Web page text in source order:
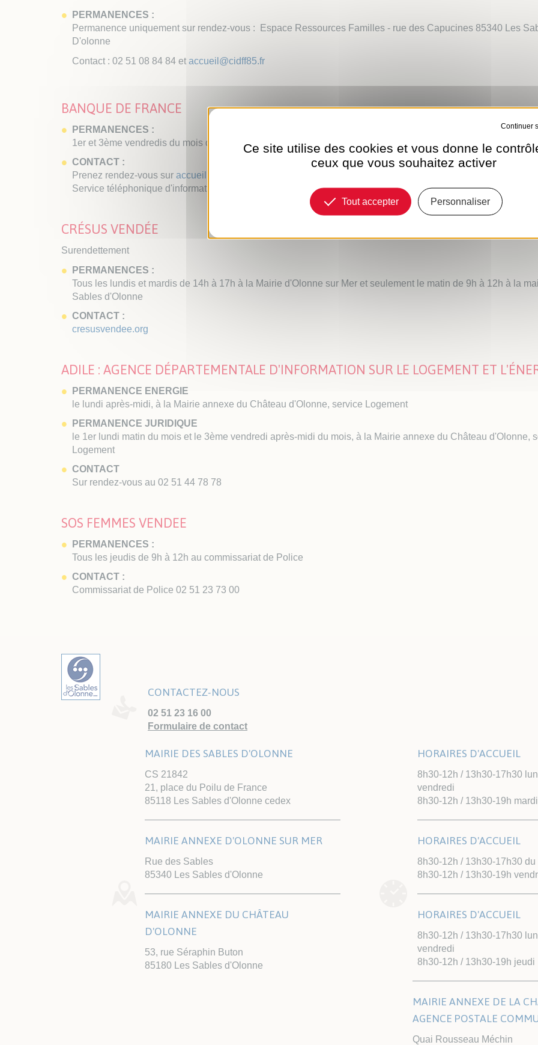
PERMANENCES :
Permanence uniquement sur rendez-vous : Espace Ressources Familles - rue des Capucines 85340 Les
D'olonne
Contact : 02 51 08 84 84 et accueil@cidff85.fr
BANQUE DE FRANCE
PERMANENCES :
1er et 3ème vendredis du mois de 9h à 12h à la Mairie des Sables d'Olonne
CONTACT :
Prenez rendez-vous sur accueil@banque-france.fr
Service téléphonique d'informations au 3414
CRÉSUS VENDÉE
Surendettement
PERMANENCES :
Tous les lundis et mardis de 14h à 17h à la Mairie d'Olonne sur Mer et seulement le matin de 9h à 12h à la
Sables d'Olonne
CONTACT :
cresusvendee.org
ADILE : AGENCE DÉPARTEMENTALE D'INFORMATION SUR LE LOGEMENT ET
PERMANENCE ENERGIE
le lundi après-midi, à la Mairie annexe du Château d'Olonne, service Logement
PERMANENCE JURIDIQUE
le 1er lundi matin du mois et le 3ème vendredi après-midi du mois, à la Mairie annexe du Château d'Olonne,
Logement
CONTACT
Sur rendez-vous au 02 51 44 78 78
SOS FEMMES VENDEE
PERMANENCES :
Tous les jeudis de 9h à 12h au commissariat de Police
CONTACT :
Commissariat de Police 02 51 23 73 00
L'HEURE
VOTRE...
Municipalité
vous informer avec
CONTACTEZ-NOUS
02 51 23 16 00
Formulaire de contact
MAIRIE DES SABLES D'OLONNE
CS 21842
21, place du Poilu de France
85118 Les Sables d'Olonne cedex
HORAIRES D'ACCUEIL
8h30-12h / 13h30-17h30
vendredi
8h30-12h / 13h30-19h mardi
MAIRIE ANNEXE D'OLONNE SUR MER
Rue des Sables
85340 Les Sables d'Olonne
HORAIRES D'ACCUEIL
8h30-12h / 13h30-17h30
8h30-12h / 13h30-19h
MAIRIE ANNEXE DU CHÂTEAU
D'OLONNE
53, rue Séraphin Buton
85180 Les Sables d'Olonne
HORAIRES D'ACCUEIL
8h30-12h / 13h30-17h30
vendredi
8h30-12h / 13h30-19h jeudi
MAIRIE ANNEXE DE LA
AGENCE POSTALE
Quai Rousseau Méchin
Ce site utilise des cookies et vous donne le
ceux que vous souhaitez activer
Tout accepter Personnaliser